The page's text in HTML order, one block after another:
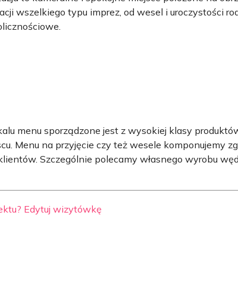
wszelkiego typu imprez, od wesel i uroczystości
menu sporządzone jest z wysokiej klasy
Menu na przyjęcie czy też wesele komponujemy
Szczególnie polecamy własnego wyrobu
Edytuj wizytówkę